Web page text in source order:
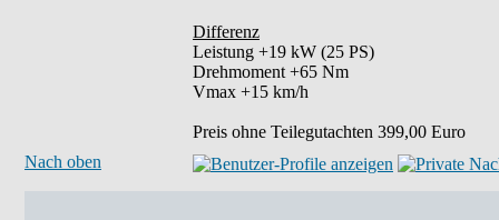
Differenz
Leistung +19 kW (25 PS)
Drehmoment +65 Nm
Vmax +15 km/h
Preis ohne Teilegutachten 399,00 Euro
Nach oben